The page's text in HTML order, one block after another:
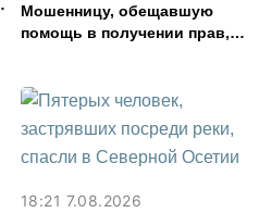
Мошенницу, обещавшую
помощь в получении прав,
18:21 7.08.2026